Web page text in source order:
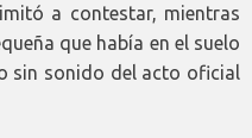
a contestar, mientras
que había en el suelo
sin sonido del acto oficial